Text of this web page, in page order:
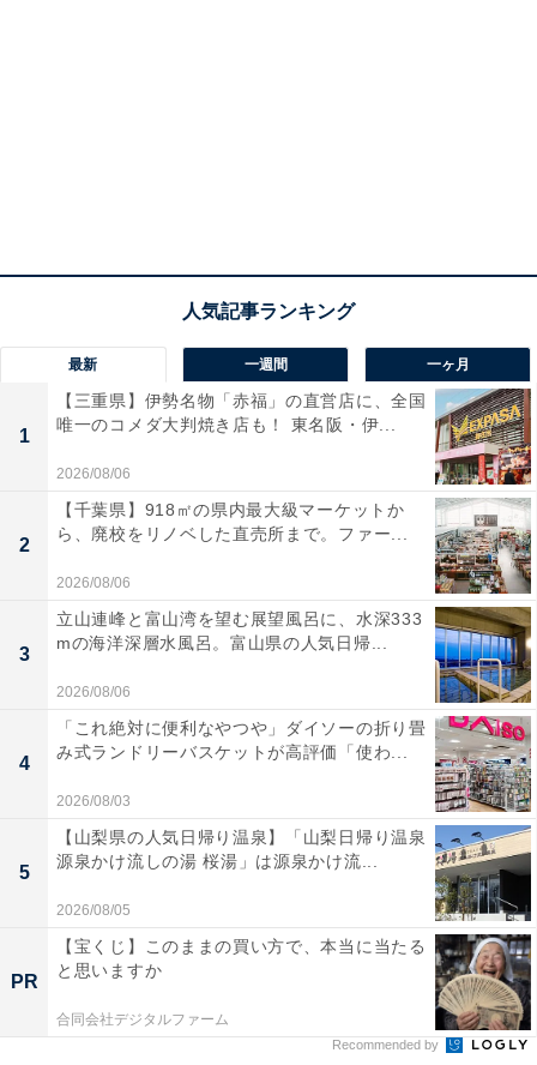
最新 一週間 一ヶ月
1
【三重県】伊勢名物「赤福」の直営店に、全国
唯一のコメダ大判焼き店も！ 東名阪・伊...
2026/08/06
2
【千葉県】918㎡の県内最大級マーケットか
ら、廃校をリノベした直売所まで。ファー...
2026/08/06
3
立山連峰と富山湾を望む展望風呂に、水深333
mの海洋深層水風呂。富山県の人気日帰...
2026/08/06
4
「これ絶対に便利なやつや」ダイソーの折り畳
み式ランドリーバスケットが高評価「使わ...
2026/08/03
5
【山梨県の人気日帰り温泉】「山梨日帰り温泉
源泉かけ流しの湯 桜湯」は源泉かけ流...
2026/08/05
PR
【宝くじ】このままの買い方で、本当に当たる
と思いますか
合同会社デジタルファーム
Recommended by